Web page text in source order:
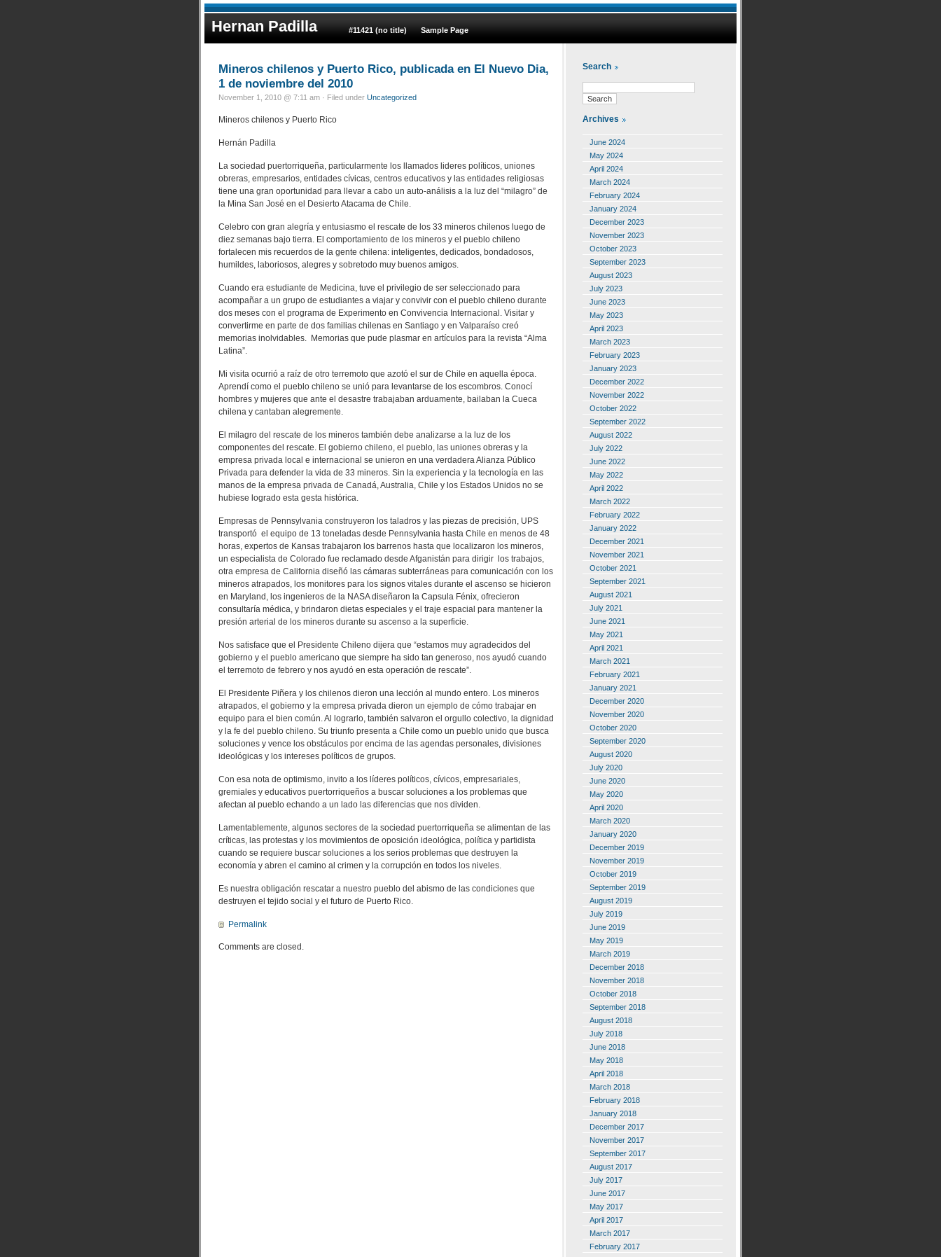
Hernan Padilla #11421 (no title) Sample Page
Mineros chilenos y Puerto Rico, publicada en El Nuevo Dia,
1 de noviembre del 2010
November 1, 2010 @ 7:11 am · Filed under Uncategorized
Mineros chilenos y Puerto Rico
Hernán Padilla
La sociedad puertorriqueña, particularmente los llamados lideres políticos, uniones
obreras, empresarios, entidades cívicas, centros educativos y las entidades religiosas
tiene una gran oportunidad para llevar a cabo un auto-análisis a la luz del “milagro” de
la Mina San José en el Desierto Atacama de Chile.
Celebro con gran alegría y entusiasmo el rescate de los 33 mineros chilenos luego de
diez semanas bajo tierra. El comportamiento de los mineros y el pueblo chileno
fortalecen mis recuerdos de la gente chilena: inteligentes, dedicados, bondadosos,
humildes, laboriosos, alegres y sobretodo muy buenos amigos.
Cuando era estudiante de Medicina, tuve el privilegio de ser seleccionado para
acompañar a un grupo de estudiantes a viajar y convivir con el pueblo chileno durante
dos meses con el programa de Experimento en Convivencia Internacional. Visitar y
convertirme en parte de dos familias chilenas en Santiago y en Valparaíso creó
memorias inolvidables. Memorias que pude plasmar en artículos para la revista “Alma
Latina”.
Mi visita ocurrió a raíz de otro terremoto que azotó el sur de Chile en aquella época.
Aprendí como el pueblo chileno se unió para levantarse de los escombros. Conocí
hombres y mujeres que ante el desastre trabajaban arduamente, bailaban la Cueca
chilena y cantaban alegremente.
El milagro del rescate de los mineros también debe analizarse a la luz de los
componentes del rescate. El gobierno chileno, el pueblo, las uniones obreras y la
empresa privada local e internacional se unieron en una verdadera Alianza Público
Privada para defender la vida de 33 mineros. Sin la experiencia y la tecnología en las
manos de la empresa privada de Canadá, Australia, Chile y los Estados Unidos no se
hubiese logrado esta gesta histórica.
Empresas de Pennsylvania construyeron los taladros y las piezas de precisión, UPS
transportó el equipo de 13 toneladas desde Pennsylvania hasta Chile en menos de 48
horas, expertos de Kansas trabajaron los barrenos hasta que localizaron los mineros,
un especialista de Colorado fue reclamado desde Afganistán para dirigir los trabajos,
otra empresa de California diseñó las cámaras subterráneas para comunicación con los
mineros atrapados, los monitores para los signos vitales durante el ascenso se hicieron
en Maryland, los ingenieros de la NASA diseñaron la Capsula Fénix, ofrecieron
consultaría médica, y brindaron dietas especiales y el traje espacial para mantener la
presión arterial de los mineros durante su ascenso a la superficie.
Nos satisface que el Presidente Chileno dijera que “estamos muy agradecidos del
gobierno y el pueblo americano que siempre ha sido tan generoso, nos ayudó cuando
el terremoto de febrero y nos ayudó en esta operación de rescate”.
El Presidente Piñera y los chilenos dieron una lección al mundo entero. Los mineros
atrapados, el gobierno y la empresa privada dieron un ejemplo de cómo trabajar en
equipo para el bien común. Al lograrlo, también salvaron el orgullo colectivo, la dignidad
y la fe del pueblo chileno. Su triunfo presenta a Chile como un pueblo unido que busca
soluciones y vence los obstáculos por encima de las agendas personales, divisiones
ideológicas y los intereses políticos de grupos.
Con esa nota de optimismo, invito a los líderes políticos, cívicos, empresariales,
gremiales y educativos puertorriqueños a buscar soluciones a los problemas que
afectan al pueblo echando a un lado las diferencias que nos dividen.
Lamentablemente, algunos sectores de la sociedad puertorriqueña se alimentan de las
críticas, las protestas y los movimientos de oposición ideológica, política y partidista
cuando se requiere buscar soluciones a los serios problemas que destruyen la
economía y abren el camino al crimen y la corrupción en todos los niveles.
Es nuestra obligación rescatar a nuestro pueblo del abismo de las condiciones que
destruyen el tejido social y el futuro de Puerto Rico.
Permalink
Comments are closed.
Search
Archives
June 2024
May 2024
April 2024
March 2024
February 2024
January 2024
December 2023
November 2023
October 2023
September 2023
August 2023
July 2023
June 2023
May 2023
April 2023
March 2023
February 2023
January 2023
December 2022
November 2022
October 2022
September 2022
August 2022
July 2022
June 2022
May 2022
April 2022
March 2022
February 2022
January 2022
December 2021
November 2021
October 2021
September 2021
August 2021
July 2021
June 2021
May 2021
April 2021
March 2021
February 2021
January 2021
December 2020
November 2020
October 2020
September 2020
August 2020
July 2020
June 2020
May 2020
April 2020
March 2020
January 2020
December 2019
November 2019
October 2019
September 2019
August 2019
July 2019
June 2019
May 2019
March 2019
December 2018
November 2018
October 2018
September 2018
August 2018
July 2018
June 2018
May 2018
April 2018
March 2018
February 2018
January 2018
December 2017
November 2017
September 2017
August 2017
July 2017
June 2017
May 2017
April 2017
March 2017
February 2017